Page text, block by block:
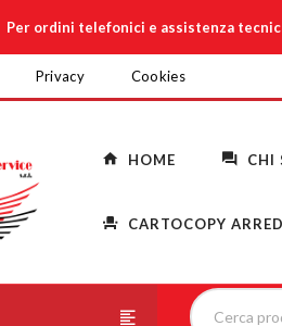
Per ordini telefonici e assistenza
Privacy Cookies
HOME CHI
CARTOCOPY